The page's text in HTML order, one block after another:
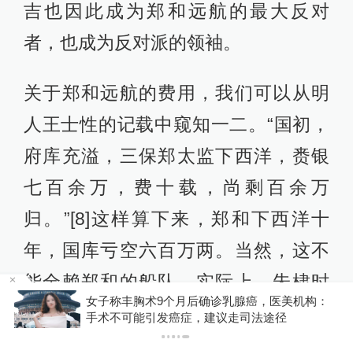
吉也因此成为郑和远航的最大反对
者，也成为反对派的领袖。
关于郑和远航的费用，我们可以从明
人王士性的记载中窥知一二。“国初，
府库充溢，三保郑太监下西洋，赉银
七百余万，费十载，尚剩百余万
归。”[8]这样算下来，郑和下西洋十
年，国库亏空六百万两。当然，这不
能全赖郑和的船队。实际上，朱棣时
代朝廷每年支出常常是实际岁入的两
至三倍。无奈之下，朝廷只有通过增
你有权知道更多
下载澎湃新闻客户端
：